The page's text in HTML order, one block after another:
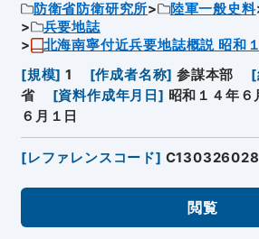
防衛省防衛研究所 陸軍一般史料
兵要地誌
北海南寧付近兵要地誌概説 昭和
[規模] 1 [作成者名称] 参謀本部 [
省
[資料作成年月日 ] 昭和１４年６
６月１日
[レファレンスコード]
閲覧